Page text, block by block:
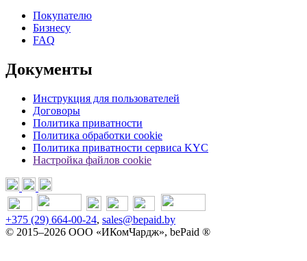
Покупателю
Бизнесу
FAQ
Документы
Инструкция для пользователей
Договоры
Политика приватности
Политика обработки cookie
Политика приватности сервиса KYC
Настройка файлов cookie
+375 (29) 664-00-24, sales@bepaid.by
© 2015–2026 ООО «ИКомЧардж», bePaid ®